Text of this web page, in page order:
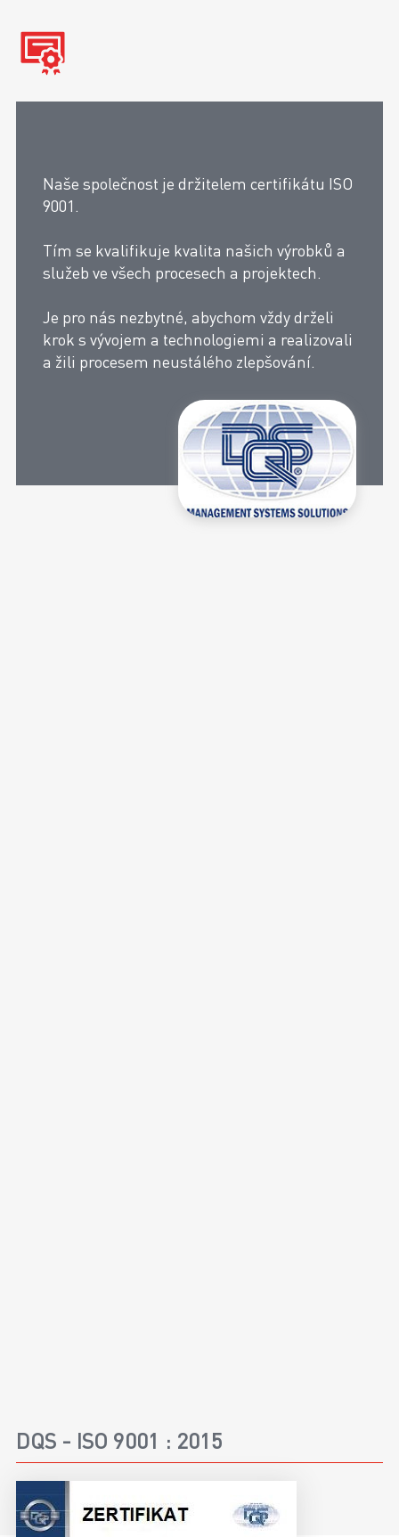
Naše společnost je držitelem certifikátu ISO
9001.
Tím se kvalifikuje kvalita našich výrobků a
služeb ve všech procesech a projektech.
Je pro nás nezbytné, abychom vždy drželi
krok s vývojem a technologiemi a realizovali
a žili procesem neustálého zlepšování.
DQS - ISO 9001 : 2015